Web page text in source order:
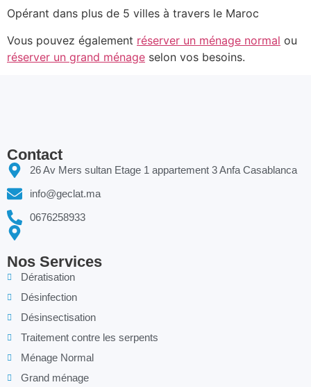
Opérant dans plus de 5 villes à travers le Maroc
Vous pouvez également réserver un ménage normal ou
réserver un grand ménage selon vos besoins.
Contact
26 Av Mers sultan Etage 1 appartement 3 Anfa Casablanca
info@geclat.ma
0676258933
Nos Services
Dératisation
Désinfection
Désinsectisation
Traitement contre les serpents
Ménage Normal
Grand ménage